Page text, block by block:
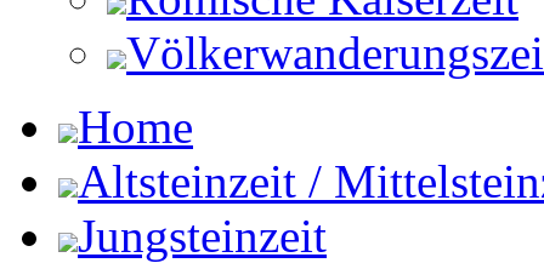
Home
Altsteinzeit /
Jungsteinzeit